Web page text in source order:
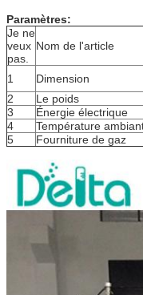
Paramètres:
Je ne
veux
pas.
Nom de l'article
1 Dimension
2
Le poids
3
Énergie électrique
4
Température
5
Fourniture de gaz